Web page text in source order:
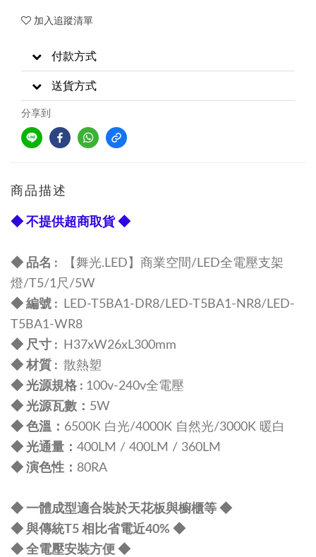
加入追蹤清單
付款方式
送貨方式
分享到
商品描述
◆ 不提供超商取貨 ◆
◆ 品名 :
【舞光.LED】商業空間/LED全電壓支架
燈/T5/1尺/5W
◆ 編號 :
LED-T5BA1-DR8/LED-T5BA1-NR8/LED-
T5BA1-WR8
◆ 尺寸 :
H37xW26xL300mm
◆ 材質 : 散熱塑
◆ 光源規格 : 100v-240v全電壓
◆ 光源瓦數： 5W
◆ 色溫： 6500K 白光/4000K 自然光/3000K 暖白
◆ 光通量： 400LM / 400LM / 360LM
◆ 演色性： 80RA
◆ 一體成型適合裝於天花板與櫥櫃等 ◆
◆ 與傳統T5 相比省電近40% ◆
◆ 全電壓安裝方便 ◆